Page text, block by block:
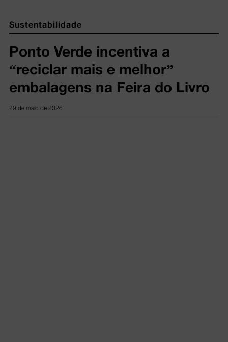
Sustentabilidade
Ponto Verde incentiva a
“reciclar mais e melhor”
embalagens na Feira do Livro
29 de maio de 2026